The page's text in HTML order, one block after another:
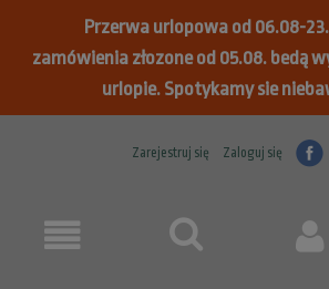
Przerwa urlopowa od 06.08-
zamówienia złozone od 05.08. bedą
urlopie. Spotykamy sie
Zarejestruj się Zaloguj się